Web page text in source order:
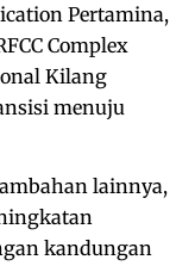
Pertamina,
Complex
Kilang
menuju
lainnya,
kandungan